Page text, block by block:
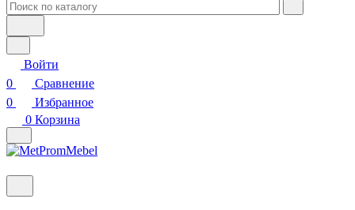
Войти
0
Сравнение
0
Избранное
0 Корзина